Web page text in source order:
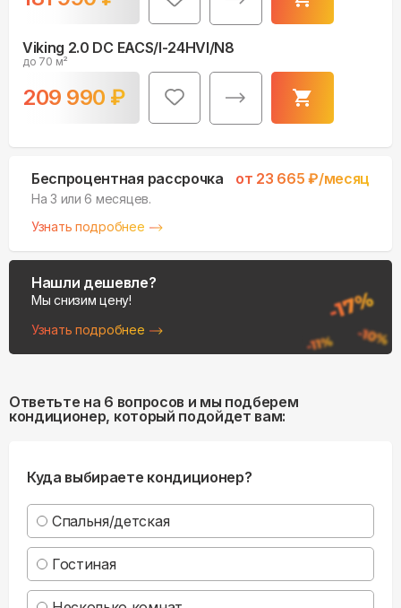
Viking 2.0 DC EACS/I-24HVI/N8
до 70 м²
209 990 ₽
Беспроцентная рассрочка от 23 665 ₽/месяц
На 3 или 6 месяцев.
Узнать подробнее
Нашли дешевле?
Мы снизим цену!
Узнать подробнее
Ответьте на 6 вопросов и мы подберем
кондиционер, который подойдет вам:
Куда выбираете кондиционер?
Спальня/детская
Гостиная